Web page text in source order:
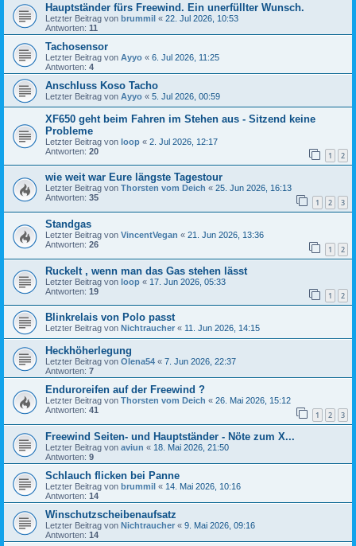
Hauptständer fürs Freewind. Ein unerfüllter Wunsch.
Letzter Beitrag von brummil « 22. Jul 2026, 10:53
Antworten: 11
Tachosensor
Letzter Beitrag von Ayyo « 6. Jul 2026, 11:25
Antworten: 4
Anschluss Koso Tacho
Letzter Beitrag von Ayyo « 5. Jul 2026, 00:59
XF650 geht beim Fahren im Stehen aus - Sitzend keine
Probleme
Letzter Beitrag von loop « 2. Jul 2026, 12:17
Antworten: 20 1 2
wie weit war Eure längste Tagestour
Letzter Beitrag von Thorsten vom Deich « 25. Jun 2026, 16:13
Antworten: 35 1 2 3
Standgas
Letzter Beitrag von VincentVegan « 21. Jun 2026, 13:36
Antworten: 26 1 2
Ruckelt , wenn man das Gas stehen lässt
Letzter Beitrag von loop « 17. Jun 2026, 05:33
Antworten: 19 1 2
Blinkrelais von Polo passt
Letzter Beitrag von Nichtraucher « 11. Jun 2026, 14:15
Heckhöherlegung
Letzter Beitrag von Olena54 « 7. Jun 2026, 22:37
Antworten: 7
Enduroreifen auf der Freewind ?
Letzter Beitrag von Thorsten vom Deich « 26. Mai 2026, 15:12
Antworten: 41 1 2 3
Freewind Seiten- und Hauptständer - Nöte zum X...
Letzter Beitrag von aviun « 18. Mai 2026, 21:50
Antworten: 9
Schlauch flicken bei Panne
Letzter Beitrag von brummil « 14. Mai 2026, 10:16
Antworten: 14
Winschutzscheibenaufsatz
Letzter Beitrag von Nichtraucher « 9. Mai 2026, 09:16
Antworten: 14